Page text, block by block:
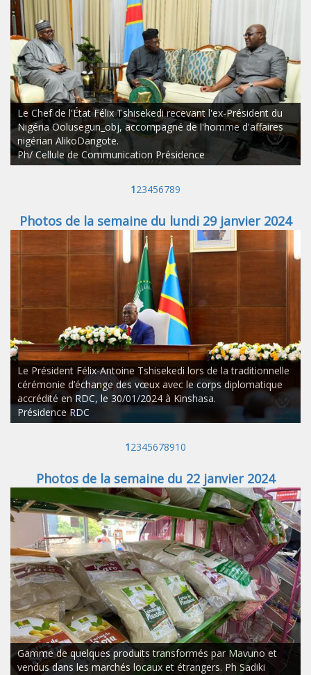
Le Chef de l'État Félix Tshisekedi recevant l'ex-Président du
Nigéria Oolusegun_obj, accompagné de l'homme d'affaires
nigérian AlikoDangote.
Ph/ Cellule de Communication Présidence
123456789
Photos de la semaine du lundi 29 janvier 2024
Le Président Félix-Antoine Tshisekedi lors de la traditionnelle
cérémonie d’échange des vœux avec le corps diplomatique
accrédité en RDC, le 30/01/2024 à Kinshasa.
Présidence RDC
12345678910
Photos de la semaine du 22 janvier 2024
Gamme de quelques produits transformés par Mavuno et
vendus dans les marchés locaux et étrangers. Ph Sadiki